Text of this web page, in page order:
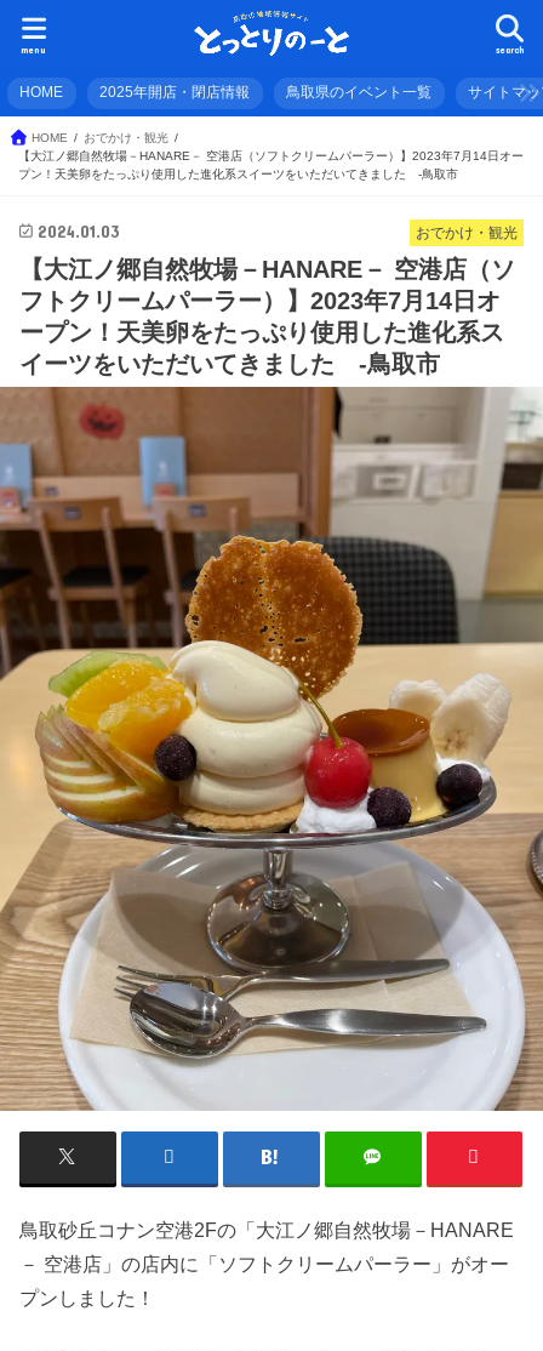
search
menu
HOME 2025年開店・閉店情報 鳥取県のイベント一覧 サイトマッ
HOME
おでかけ・観光
【大江ノ郷自然牧場－HANARE－ 空港店（ソフトクリームパーラー）】2023年7月14日オー
プン！天美卵をたっぷり使用した進化系スイーツをいただいてきました -鳥取市
おでかけ・観光
2024.01.03
【大江ノ郷自然牧場－HANARE－ 空港店（ソ
フトクリームパーラー）】2023年7月14日オ
ープン！天美卵をたっぷり使用した進化系ス
イーツをいただいてきました -鳥取市
鳥取砂丘コナン空港2Fの「大江ノ郷自然牧場－HANARE
－ 空港店」の店内に「ソフトクリームパーラー」がオー
プンしました！